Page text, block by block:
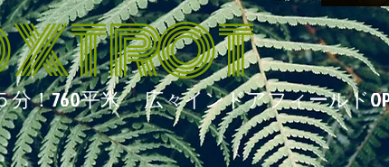
分！760平米 広々インドアフィールド